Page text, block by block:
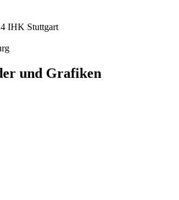
IHK Stuttgart
und Grafiken